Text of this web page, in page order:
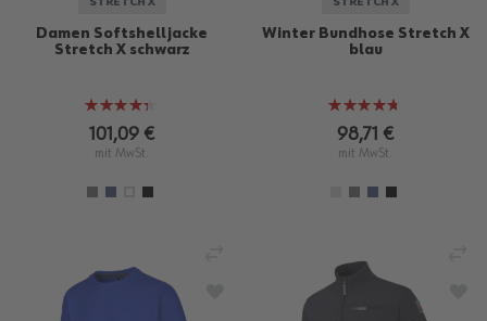
Damen Softshelljacke
Stretch X schwarz
Bewertung:
85%
101,09 €
mit MwSt.
Winter Bundhose Stretch X
blau
Bewertung:
93%
98,71 €
mit MwSt.
ZUR WUNSCHLISTE HINZUFÜGEN